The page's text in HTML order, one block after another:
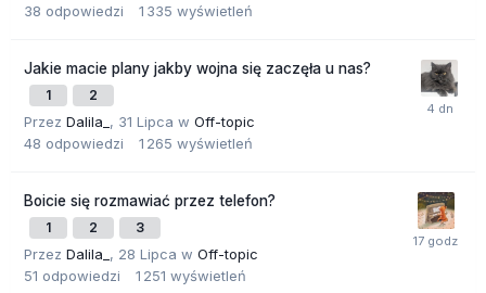
38 odpowiedzi 1 335 wyświetleń
Jakie macie plany jakby wojna się zaczęła u nas?
1 2
Przez Dalila_ , 31 Lipca w Off-topic
48 odpowiedzi 1 265 wyświetleń
Boicie się rozmawiać przez telefon?
1 2 3
Przez Dalila_ , 28 Lipca w Off-topic
51 odpowiedzi 1 251 wyświetleń